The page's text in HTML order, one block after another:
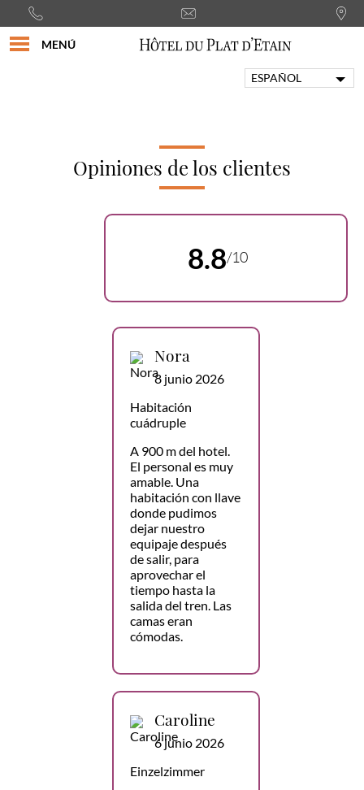
MENÚ
ESPAÑOL
ITALIANO
Opiniones de los clientes
8.8/10
Nora
8 junio 2026
Habitación
cuádruple
A 900 m del hotel.
El personal es muy
amable. Una
habitación con llave
donde pudimos
dejar nuestro
equipaje después
de salir, para
aprovechar el
tiempo hasta la
salida del tren. Las
camas eran
cómodas.
Caroline
6 junio 2026
Einzelzimmer